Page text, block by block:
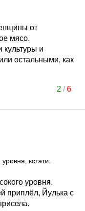
от
мясо.
и
остальными, как
2 /6
кстати.
уровня.
приплёл, Йулька с